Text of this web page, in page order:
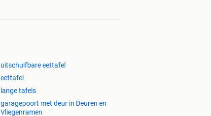
uitschuifbare eettafel
eettafel
lange tafels
garagepoort met deur in Deuren en
Vliegenramen